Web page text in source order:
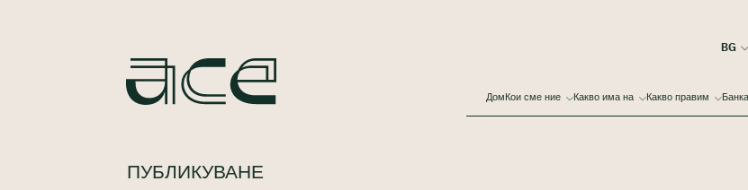
Дом Кои сме ние Какво има на Какво правим
ПУБЛИКУВАНЕ